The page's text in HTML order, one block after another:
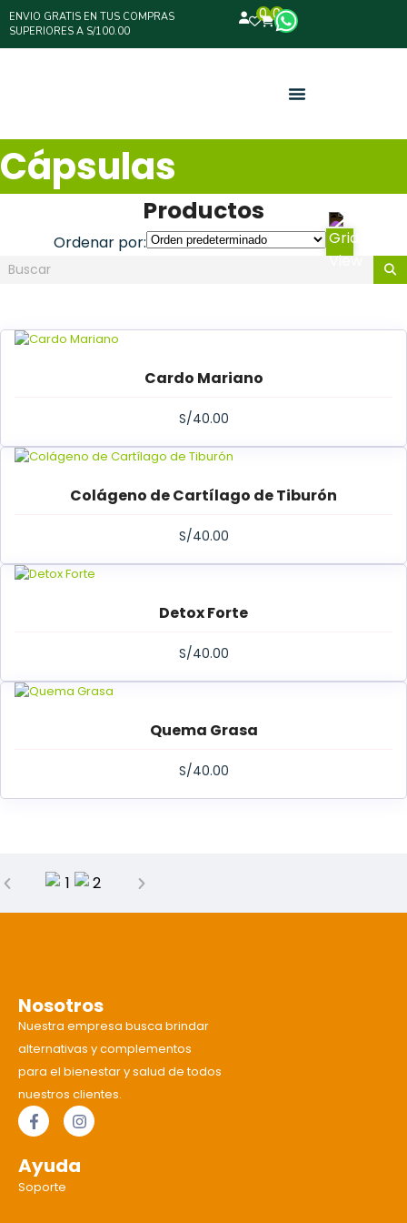
ENVIO GRATIS EN TUS COMPRAS
SUPERIORES A S/100.00
0 0
Cápsulas
Productos
Ordenar por:
Cardo Mariano
S/40.00
Colágeno de Cartílago de Tiburón
S/40.00
Detox Forte
S/40.00
Quema Grasa
S/40.00
Nosotros
Nuestra empresa busca brindar
alternativas y complementos
para el bienestar y salud de todos
nuestros clientes.
Ayuda
Soporte